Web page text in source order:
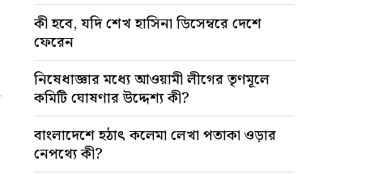
কী হবে, যদি শেখ হাসিনা ডিসেম্বরে দেশে
ফেরেন
নিষেধাজ্ঞার মধ্যে আওয়ামী লীগের তৃণমূলে
কমিটি ঘোষণার উদ্দেশ্য কী?
বাংলাদেশে হঠাৎ কলেমা লেখা পতাকা ওড়ার
নেপথ্যে কী?